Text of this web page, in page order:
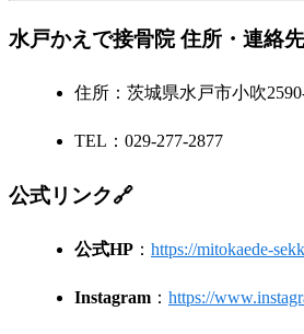
水戸かえで接骨院 住所・連絡
住所：茨城県水戸市小吹
TEL：029-277-2877
公式リンク🔗
公式HP ： https://mitokaede-
Instagram ： https://